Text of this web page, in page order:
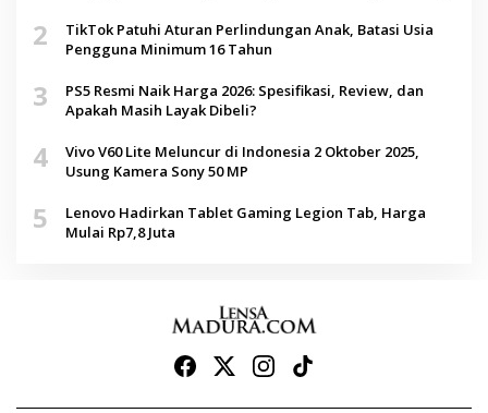
2
TikTok Patuhi Aturan Perlindungan Anak, Batasi Usia
Pengguna Minimum 16 Tahun
3
PS5 Resmi Naik Harga 2026: Spesifikasi, Review, dan
Apakah Masih Layak Dibeli?
4
Vivo V60 Lite Meluncur di Indonesia 2 Oktober 2025,
Usung Kamera Sony 50 MP
5
Lenovo Hadirkan Tablet Gaming Legion Tab, Harga
Mulai Rp7,8 Juta